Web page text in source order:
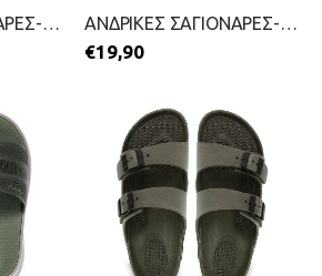
ΑΝΔΡΙΚΕΣ ΣΑΓΙΟΝΑΡΕΣ-PAREX-2699-0246-ΛΑΔΙ ΑΝΔΡΙΚΕΣ ΣΑΓΙΟΝΑΡΕΣ-PAREX-2599-0386-ΛΑΔΙ
€19,90